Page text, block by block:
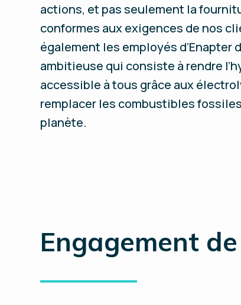
actions, et pas seulement la
conformes aux exigences de nos
également les employés
ambitieuse qui consiste à rendre
accessible à tous grâce aux
remplacer les combustibles
planète.
Engagement